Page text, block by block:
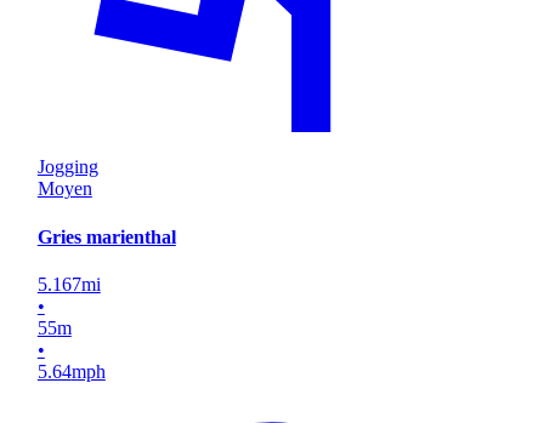
Jogging
Moyen
Gries marienthal
5.167mi
•
55m
•
5.64mph